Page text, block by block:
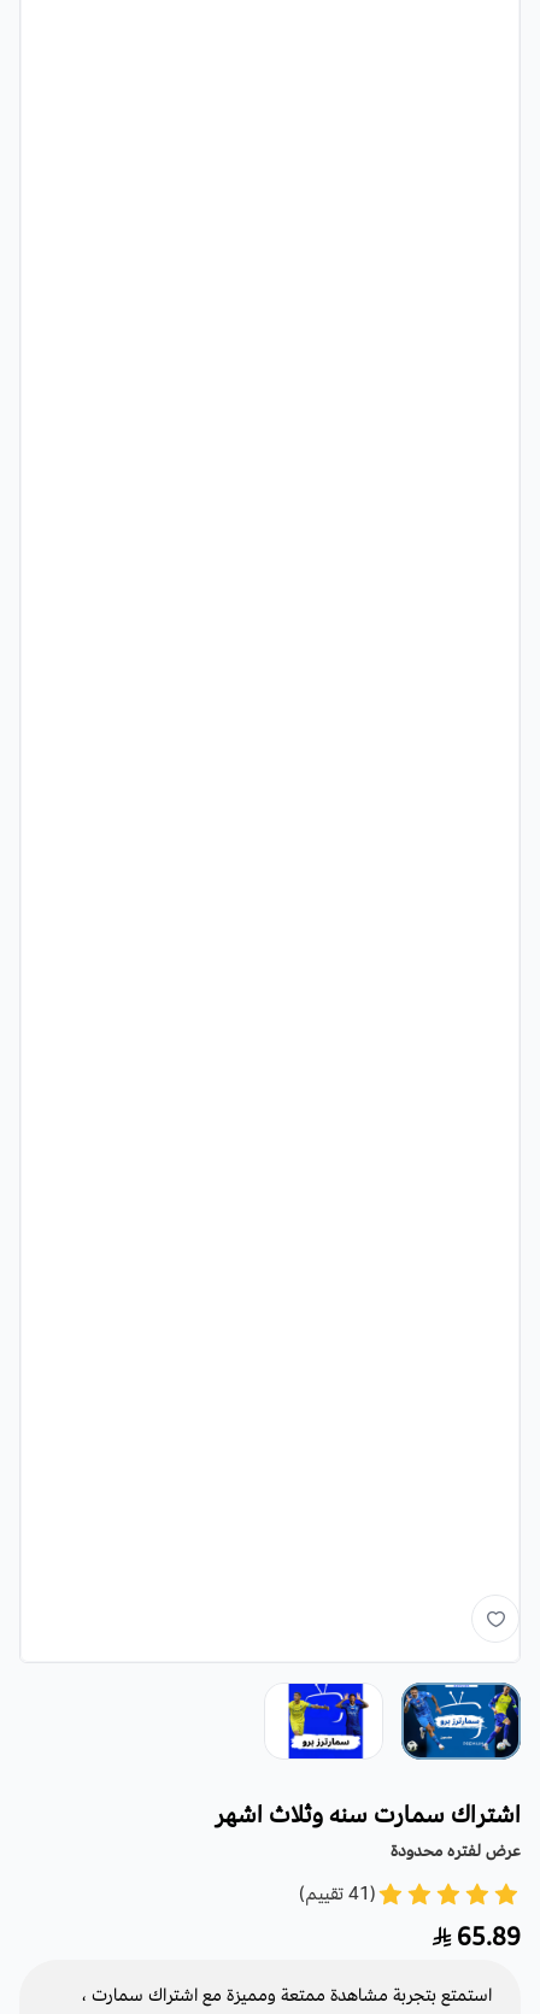
اشتراك سمارت سنه وثلاث اشهر
عرض لفتره محدودة
(41 تقييم)
65.89
استمتع بتجربة مشاهدة ممتعة ومميزة معاشتراك سمارت ،